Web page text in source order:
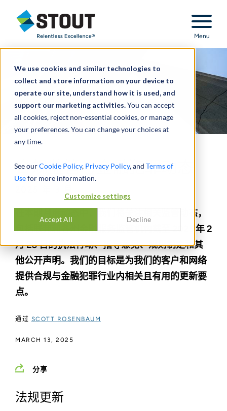
We use cookies and similar technologies to
collect and store information on your device to
operate our site, understand how it is used, and
support our marketing activities.You can accept
all cookies, reject non-essential cookies, or manage
your preferences. You can change your choices at
any time.
See ourCookie Policy, Privacy Policy, and Terms of
Usefor more information.
Customize settings
Accept All Decline
Stout Relentless Excellence
Menu
合规监管与金融犯罪动态
在本期月度动态中，我们将关注相关监管动态，
包括联邦和各州金融服务监管机构截至 2025 年 2
月 28 日的执法行动、指导意见、规则制定和其
他公开声明。我们的目标是为我们的客户和网络
提供合规与金融犯罪行业内相关且有用的更新要
点。
通过 SCOTT ROSENBAUM
MARCH 13, 2025
分享
法规更新